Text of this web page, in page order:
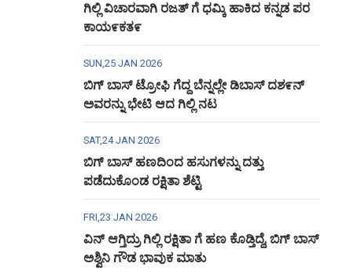
ಗಿಲ್ಲಿ ವಿಚಾರವಾಗಿ ರಜತ್ ಗೆ ಧಮ್ಕಿ ಹಾಕಿದ ಕನ್ನಡ ಪರ
ಕಾಯ೯ಕತ೯
SUN,25 JAN 2026
ಬಿಗ್ ಬಾಸ್ ಟ್ರೋಫಿ ಗೆದ್ದ ಬೆನ್ನಲ್ಲೇ ಡಿಬಾಸ್ ದಶ೯ನ್
ಅವರನ್ನು ಭೇಟಿ ಆದ ಗಿಲ್ಲಿ ನಟ
SAT,24 JAN 2026
ಬಿಗ್ ಬಾಸ್ ಹಣದಿಂದ ಹಸುಗಳನ್ನು ದತ್ತು
ಪಡೆದುಕೊಂಡ ರಕ್ಷಿತಾ ಶೆಟ್ಟಿ
FRI,23 JAN 2026
ವಿನ್ ಆಗ್ತಿದ್ರು ಗಿಲ್ಲಿ ರಕ್ಷಿತಾ ಗೆ ಹಣ ಕೊಡ್ತಿದ್ದೆ, ಬಿಗ್ ಬಾಸ್
ಅಶ್ವಿನಿ ಗೌಡ ಭಾವುಕ ಮಾತು